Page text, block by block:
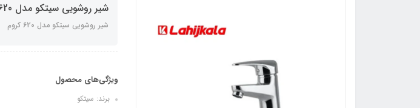
شیر روشویی سیتکو مدل 620 کروم
شیر روشویی سیتکو مدل 620 کروم
ویژگی‌های محصول
برند: سیتکو